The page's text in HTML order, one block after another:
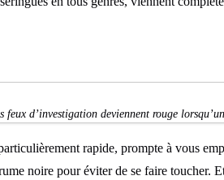
feux d’investigation deviennent rouge
rapide, prompte à vous
noire pour éviter de se faire toucher.